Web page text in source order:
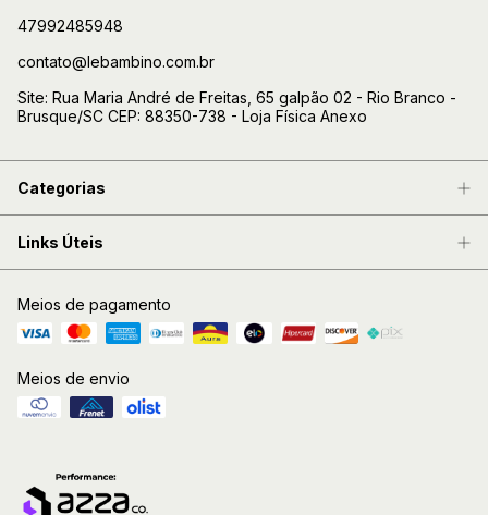
47992485948
contato@lebambino.com.br
Site: Rua Maria André de Freitas, 65 galpão 02 - Rio Branco -
Brusque/SC CEP: 88350-738 - Loja Física Anexo
Categorias
Links Úteis
Meios de pagamento
Meios de envio